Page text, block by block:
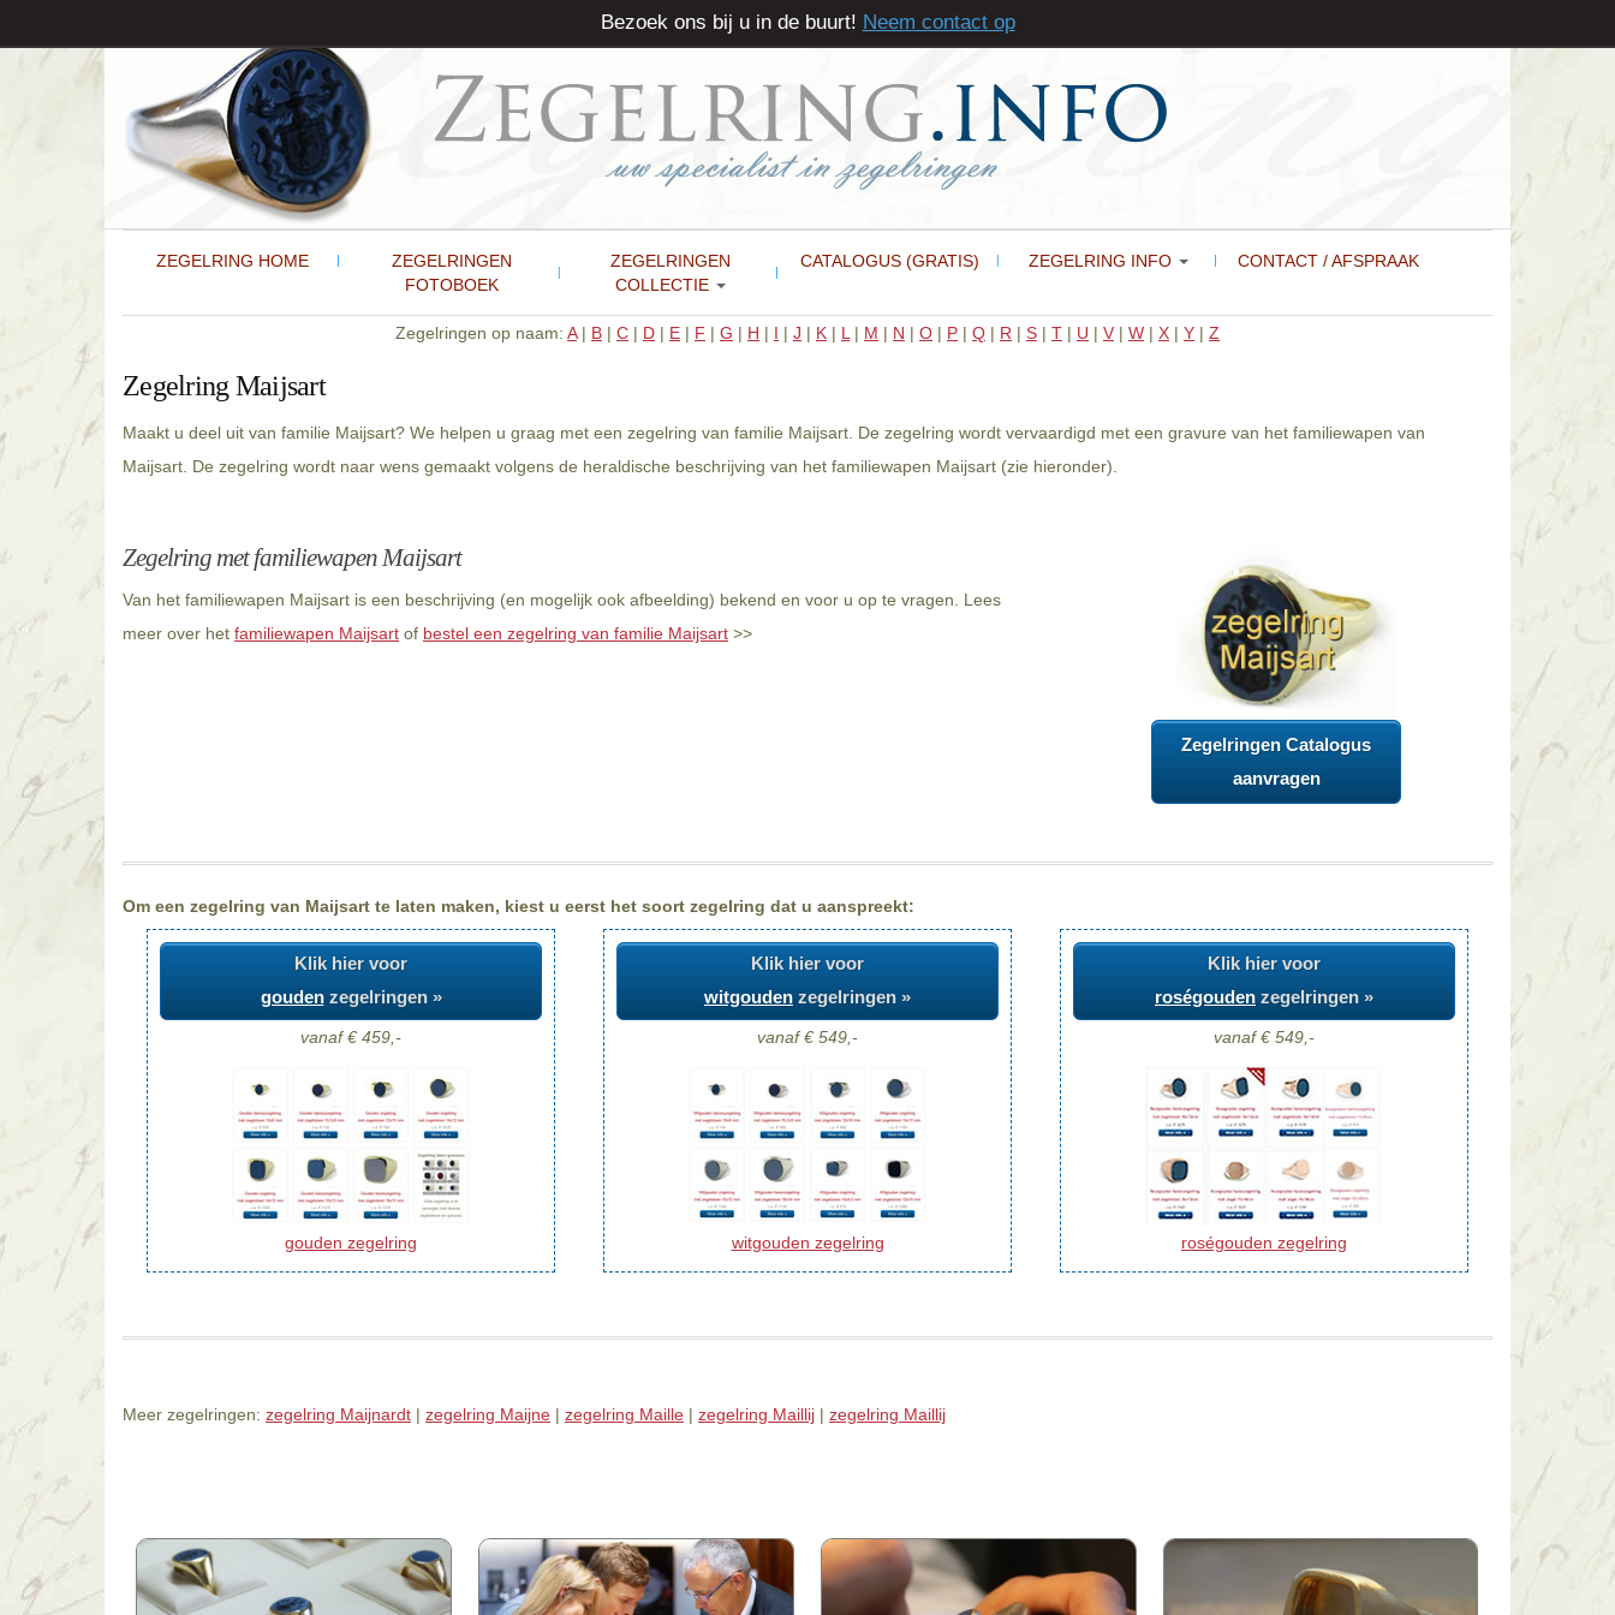
ZEGELRING HOME
ZEGELRINGEN
FOTOBOEK
ZEGELRINGEN
COLLECTIE
CATALOGUS (GRATIS) ZEGELRING INFO CONTACT / AFSPRAAK
Zegelringen op naam: A| B | C | D | E | F | G | H | I | J | K | L | M | N | O | P | Q | R | S | T | U | V | W | X | Y | Z
Zegelring Maijsart
Maakt u deel uit van familie Maijsart? We helpen u graag met een zegelring van familie Maijsart. De zegelring wordt vervaardigd met een gravure van het familiewapen van
Maijsart. De zegelring wordt naar wens gemaakt volgens de heraldische beschrijving van het familiewapen Maijsart (zie hieronder).
Zegelring met familiewapen Maijsart
Van het familiewapen Maijsart is een beschrijving (en mogelijk ook afbeelding) bekend en voor u op te vragen. Lees
meer over het familiewapen Maijsart of bestel een zegelring van familie Maijsart >>
Zegelringen Catalogus
aanvragen
Om een zegelring van Maijsart te laten maken, kiest u eerst het soort zegelring dat u aanspreekt:
Klik hier voor
goudenzegelringen »
vanaf € 459,-
gouden zegelring
Klik hier voor
witgouden zegelringen »
vanaf € 549,-
witgouden zegelring
Klik hier voor
roségouden zegelringen »
vanaf € 549,-
roségouden zegelring
Meer zegelringen: zegelring Maijnardt | zegelring Maijne | zegelring Maille | zegelring Maillij | zegelring Maillij
Bezoek ons bij u in de buurt! Neem contact op